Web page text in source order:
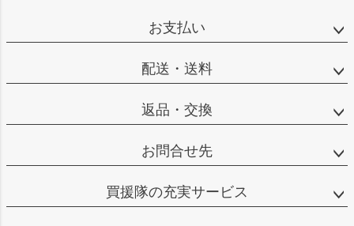
お支払い
配送・送料
返品・交換
お問合せ先
買援隊の充実サービス